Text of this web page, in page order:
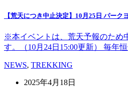
【荒天につき中止決定】10月25日 パーク
※本イベントは、荒天予報のため
す。（10月24日15:00更新） 毎年
NEWS, TREKKING
2025年4月18日